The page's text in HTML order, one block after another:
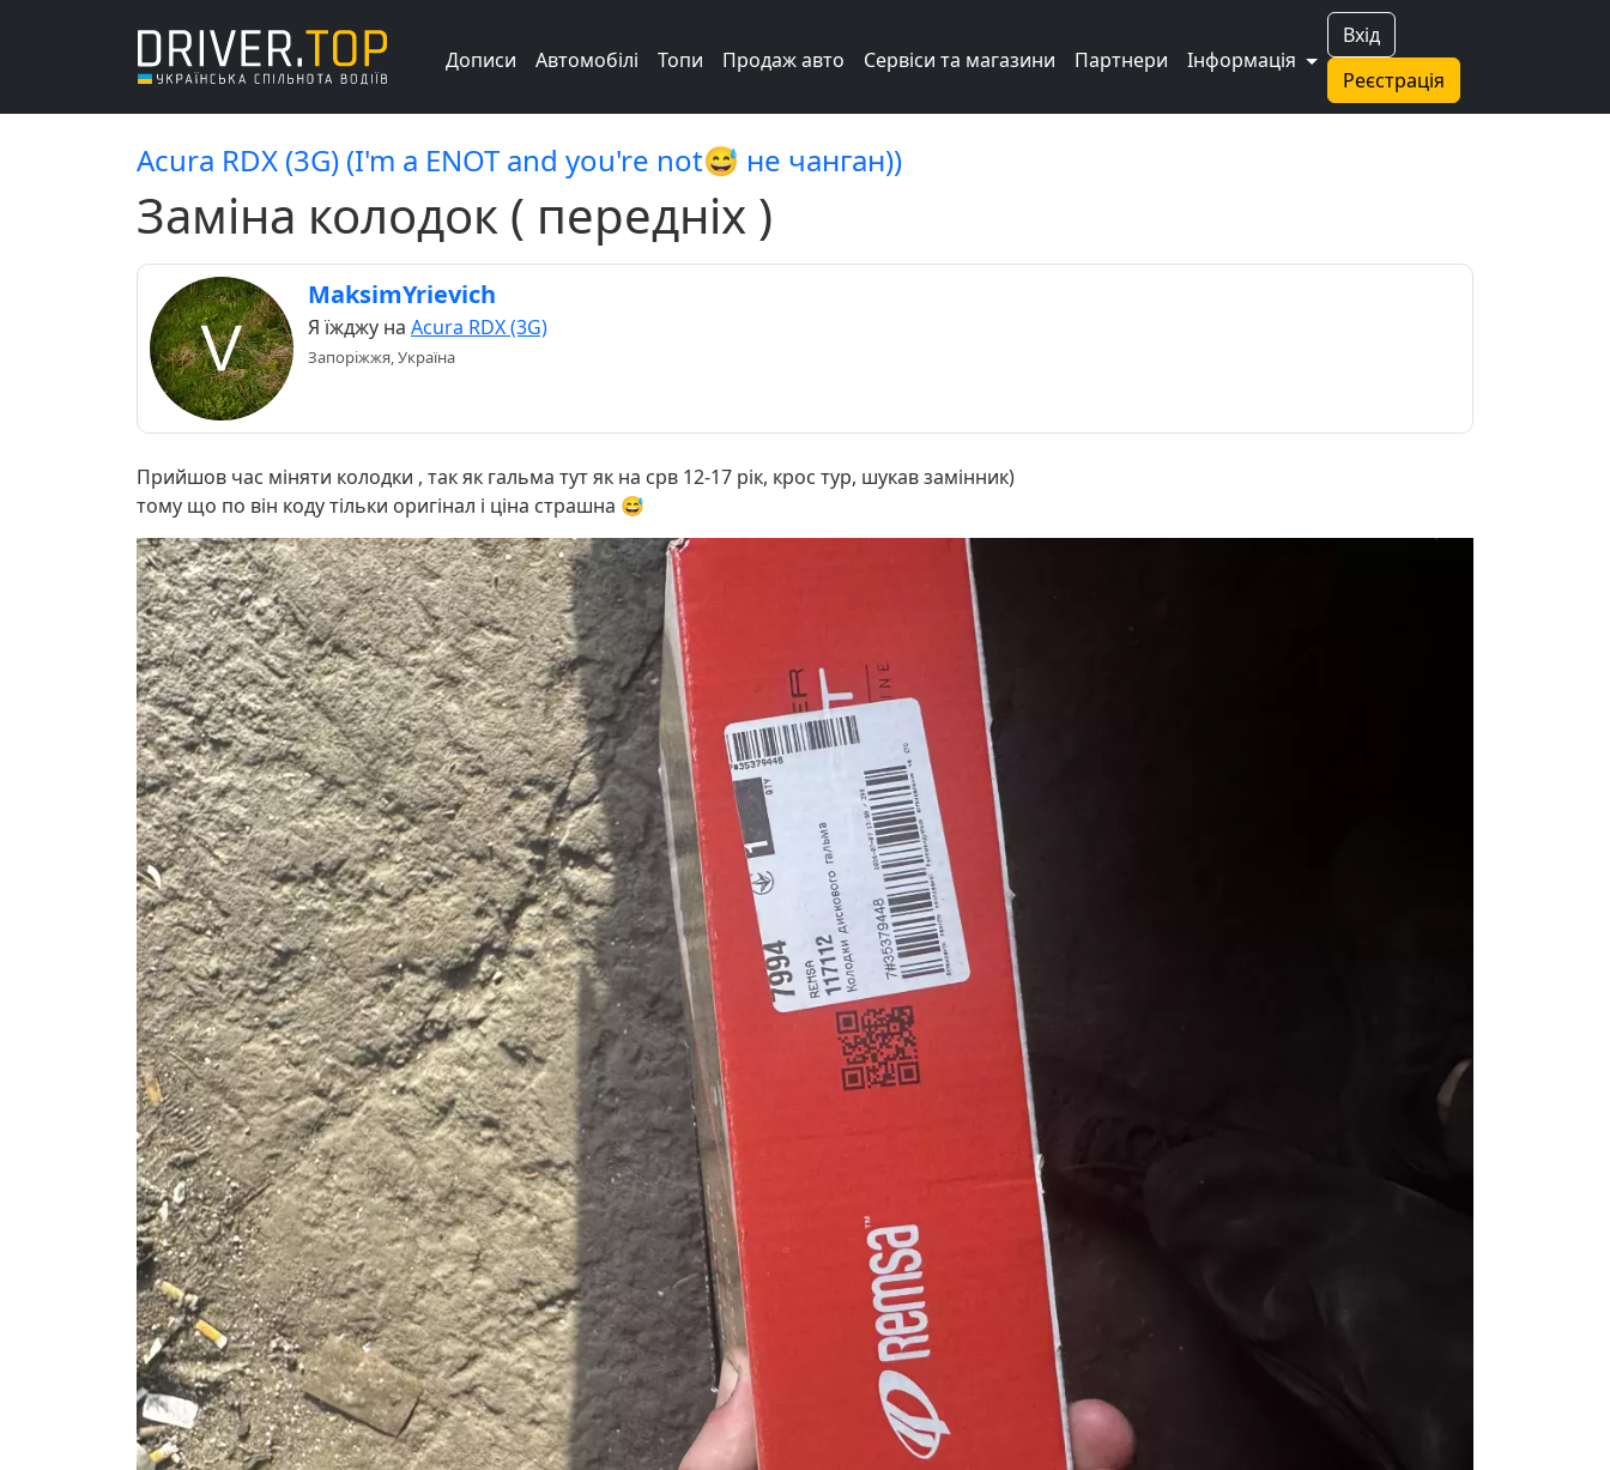
Вхід
Реєстрація
Дописи Автомобілі Топи Продаж авто Сервіси та магазини Партнери Інформація
Acura RDX (3G) (I'm a ENOT and you're not😅 не чанган))
Заміна колодок ( передніх )
MaksimYrievich
Я їжджу на Acura RDX (3G)
Запоріжжя, Україна
Прийшов час міняти колодки , так як гальма тут як на срв 12-17 рік, крос тур, шукав замінник)
тому що по він коду тільки оригінал і ціна страшна 😅